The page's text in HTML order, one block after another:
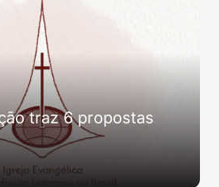
traz 6 propostas